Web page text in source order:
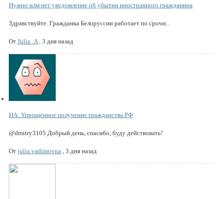
Нужно илм нет уведомление об убытии иностранного гражданина
Здравствуйте. Гражданка Белоруссии работает по срочн...
От Julia_A, 3 дня назад
НА: Упрощённое получение гражданства РФ
@dmitry3105 Добрый день, спасибо, буду действовать!
От julia.vadimovna , 3 дня назад